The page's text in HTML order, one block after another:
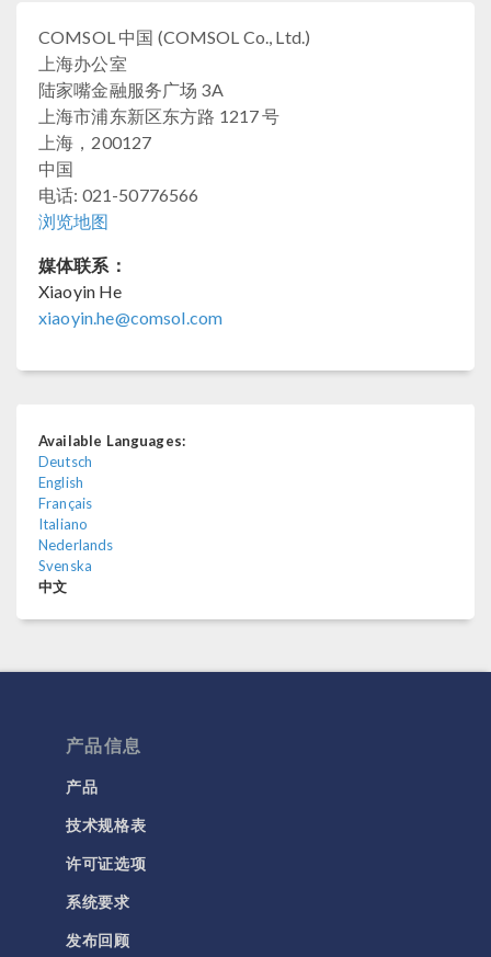
COMSOL 中国 (COMSOL Co., Ltd.)
上海办公室
陆家嘴金融服务广场 3A
上海市浦东新区东方路 1217 号
上海，200127
中国
电话: 021-50776566
浏览地图
媒体联系：
Xiaoyin He
xiaoyin.he@comsol.com
Available Languages:
Deutsch
English
Français
Italiano
Nederlands
Svenska
中文
产品信息
产品
技术规格表
许可证选项
系统要求
发布回顾